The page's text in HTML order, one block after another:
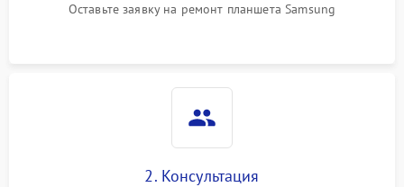
Оставьте заявку на ремонт планшета Samsung
2. Консультация